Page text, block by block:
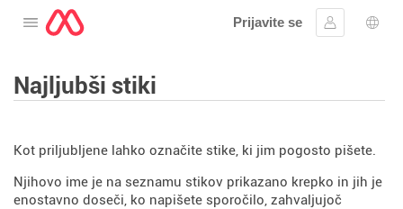
Odprite meni
Prijavite se
Vpis
Najljubši stiki
Kot priljubljene lahko označite stike, ki jim pogosto pišete.
Njihovo ime je na seznamu stikov prikazano krepko in jih je
enostavno doseči, ko napišete sporočilo, zahvaljujoč